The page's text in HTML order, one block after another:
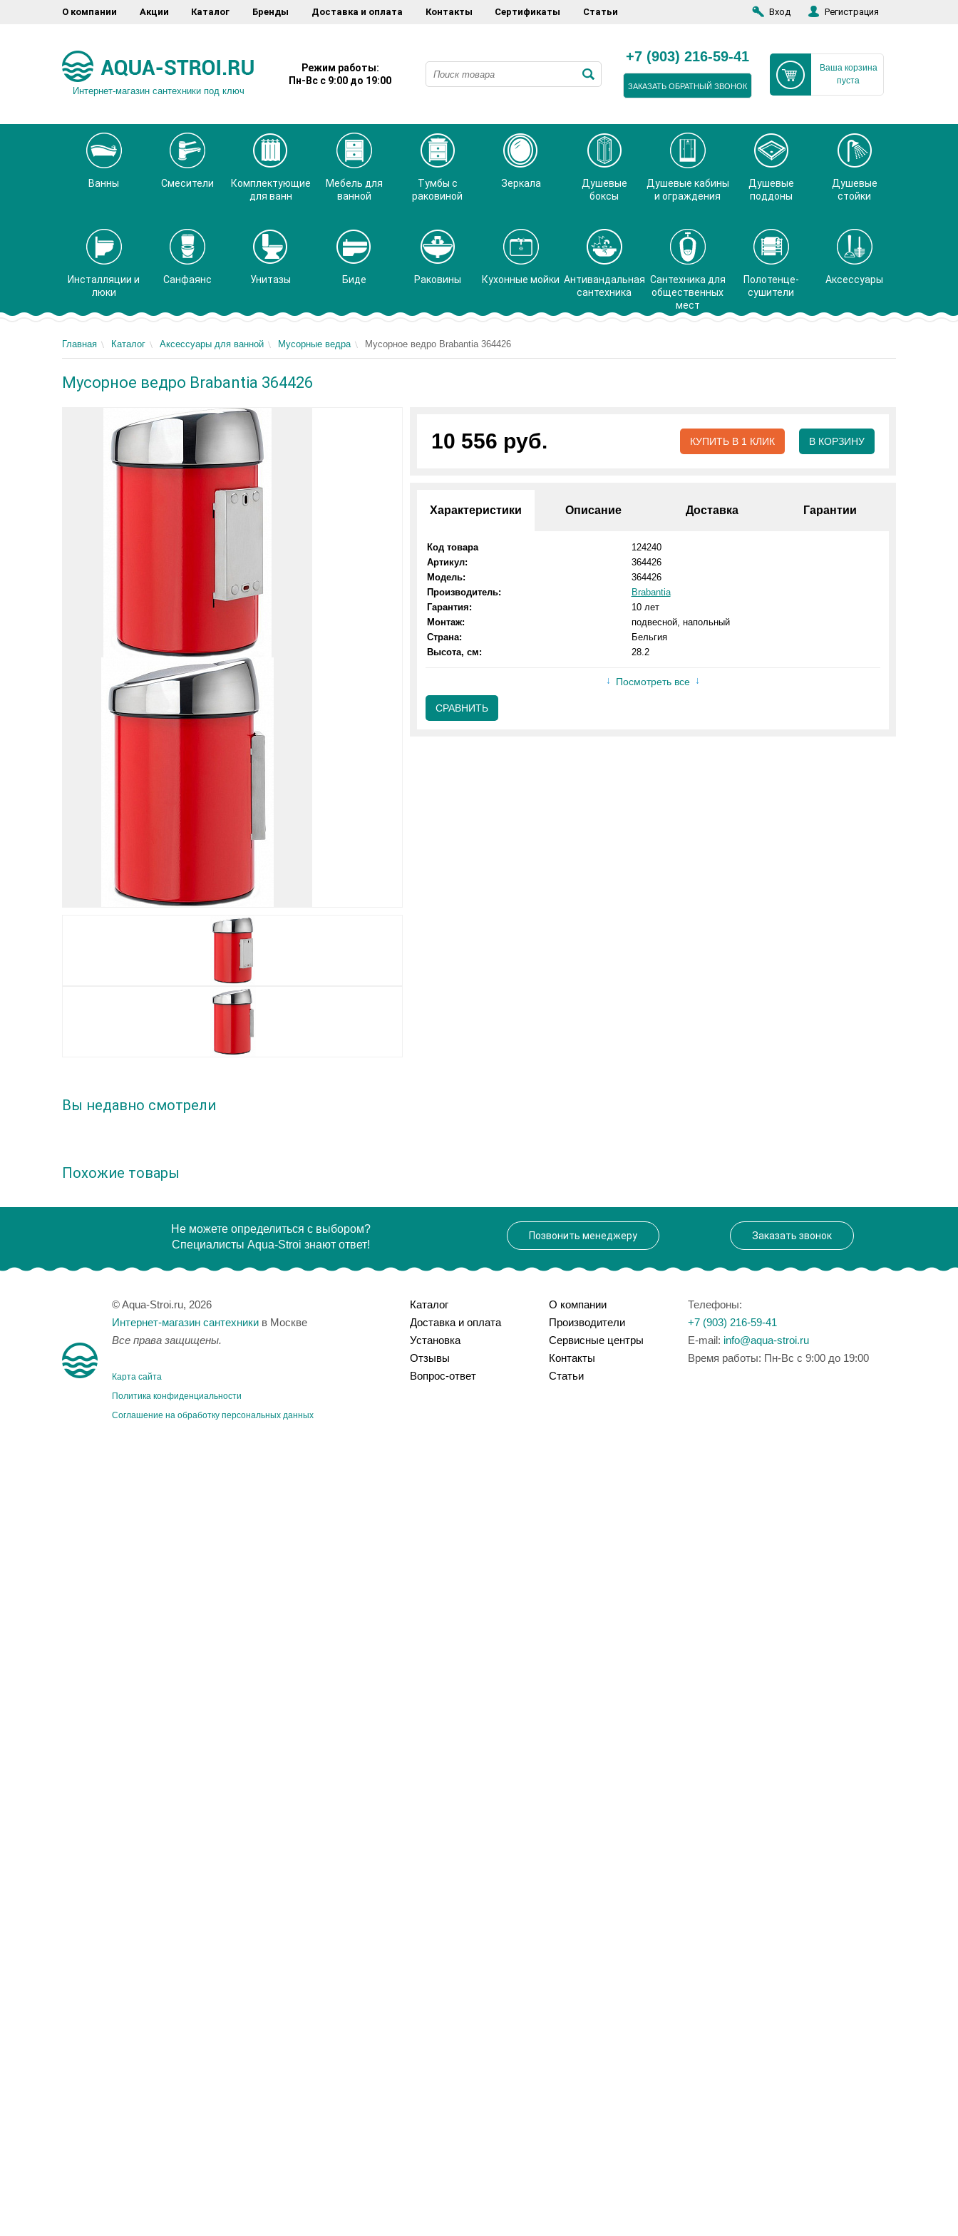
О компании Акции Каталог Бренды Доставка и оплата Контакты Сертификаты Статьи Вход Регистрация
Интернет-магазин сантехники под ключ
Режим работы:
Пн-Вс с 9:00 до 19:00
+7 (903) 216-59-41
ЗАКАЗАТЬ ОБРАТНЫЙ ЗВОНОК
Ваша корзина
пуста
Ванны Смесители
Комплектующие
для ванн
Мебель для
ванной
Тумбы с
раковиной
Зеркала
Душевые
боксы
Душевые кабины
и ограждения
Душевые
поддоны
Душевые
стойки
Инсталляции и
люки
Санфаянс Унитазы Биде Раковины Кухонные мойки Антивандальная
сантехника
Сантехника для
общественных
мест
Полотенце-
сушители
Аксессуары
Главная Каталог Аксессуары для ванной Мусорные ведра Мусорное ведро Brabantia 364426
Мусорное ведро Brabantia 364426
10 556 руб. КУПИТЬ В 1 КЛИК В КОРЗИНУ
Характеристики Описание Доставка Гарантии
Код товара
124240
Артикул:
364426
Модель:
364426
Производитель:
Brabantia
Гарантия:
10 лет
Монтаж:
подвесной, напольный
Страна:
Бельгия
Высота, см:
28.2
Посмотреть все
СРАВНИТЬ
Вы недавно смотрели
Похожие товары
Не можете определиться с выбором?
Специалисты Aqua-Stroi знают ответ!
Позвонить менеджеру Заказать звонок
© Aqua-Stroi.ru, 2026
Интернет-магазин сантехники в Москве
Все права защищены.
Карта сайта
Политика конфиденциальности
Соглашение на обработку персональных данных
Каталог
Доставка и оплата
Установка
Отзывы
Вопрос-ответ
О компании
Производители
Сервисные центры
Контакты
Статьи
Телефоны:
+7 (903) 216-59-41
E-mail: info@aqua-stroi.ru
Время работы: Пн-Вс с 9:00 до 19:00